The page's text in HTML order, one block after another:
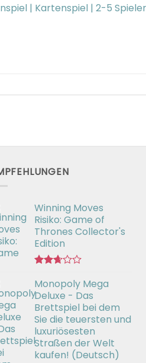
| Kartenspiel | 2-5
Winning Moves
Risiko: Game of
Thrones Collector's
Edition
mit
2.66
von 5
Monopoly Mega
Deluxe - Das
Brettspiel bei dem
Sie die teuersten und
luxuriösesten
Straßen der Welt
kaufen! (Deutsch)